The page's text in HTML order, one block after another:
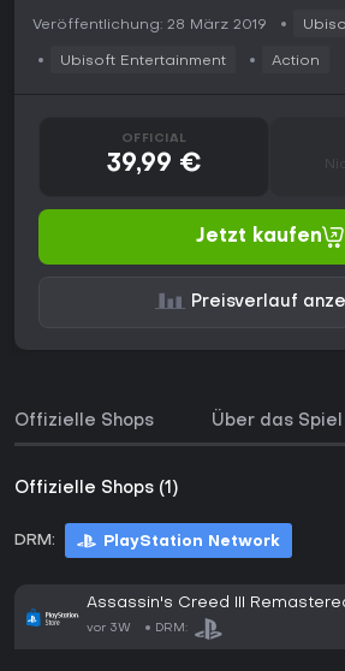
Veröffentlichung: 28 März 2019
Ubisoft Entertainment Action
OFFICIAL
39,99 €
Jetzt kaufen
Preisverlauf
Offizielle Shops Über das Spiel
Offizielle Shops (1)
DRM: PlayStation Network
Assassin's Creed III
vor 3W DRM: